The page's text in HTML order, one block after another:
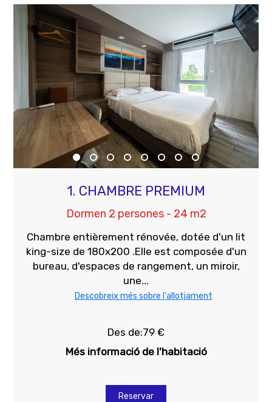
1. CHAMBRE PREMIUM
Dormen 2 persones - 24 m2
Chambre entièrement rénovée, dotée d'un lit
king-size de 180x200 .Elle est composée d'un
bureau, d'espaces de rangement, un miroir,
une...
Descobreix més sobre l'allotjament
Des de:79 €
Més informació de l'habitació
Reservar